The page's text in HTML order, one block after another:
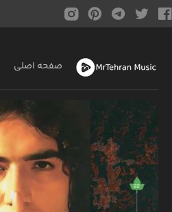
صفحه اصلی